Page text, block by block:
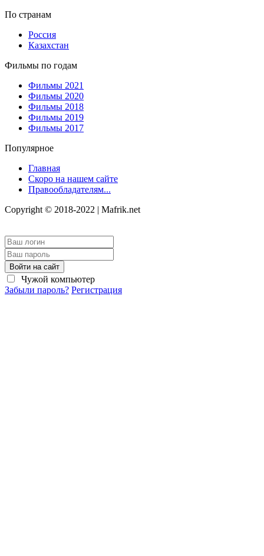
По странам
Россия
Казахстан
Фильмы по годам
Фильмы 2021
Фильмы 2020
Фильмы 2018
Фильмы 2019
Фильмы 2017
Популярное
Главная
Скоро на нашем сайте
Правообладателям...
Copyright © 2018-2022 | Mafrik.net
Войти на сайт
Чужой компьютер
Забыли пароль? Регистрация